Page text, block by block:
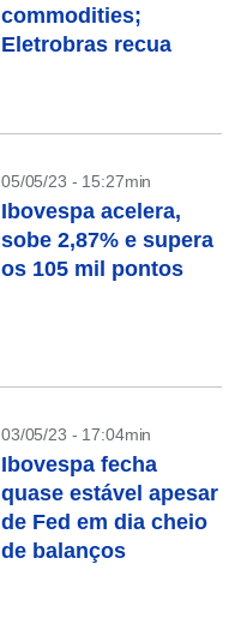
commodities;
Eletrobras recua
05/05/23 - 15:27min
Ibovespa acelera,
sobe 2,87% e supera
os 105 mil pontos
03/05/23 - 17:04min
Ibovespa fecha
quase estável apesar
de Fed em dia cheio
de balanços